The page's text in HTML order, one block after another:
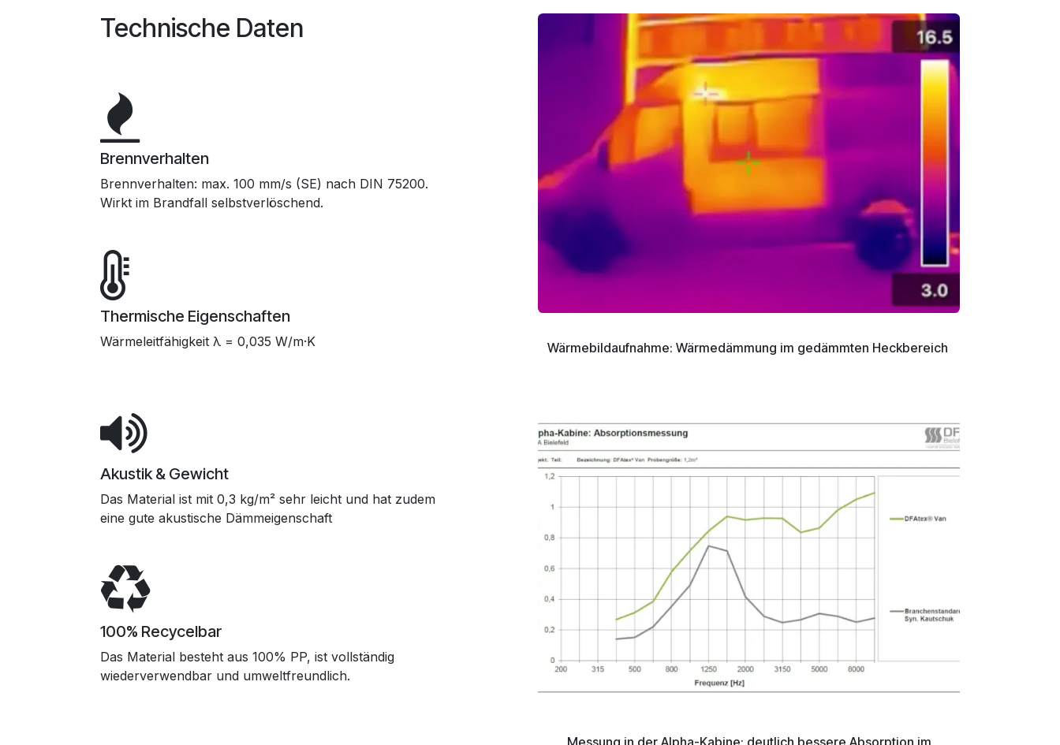
Technische Daten
100% Recycelbar
Das Material besteht aus 100% PP, ist vollständig
wiederverwendbar und umweltfreundlich.
Akustik & Gewicht
Das Material ist mit 0,3 kg/m² sehr leicht und hat zudem
eine gute akustische Dämmeigenschaft
Thermische Eigenschaften
Wärmeleitfähigkeit λ = 0,035 W/m·K
Brennverhalten
Brennverhalten: max. 100 mm/s (SE) nach DIN 75200.
Wirkt im Brandfall selbstverlöschend.
Messung in der Alpha-Kabine: deutlich bessere Absorption im
Wärmebildaufnahme: Wärmedämmung im gedämmten Heckbereich